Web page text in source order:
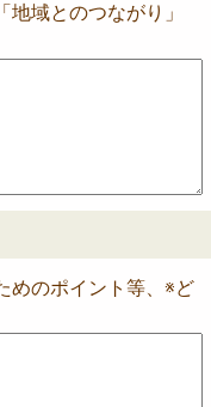
域とのつながり」
めのポイント等、※ど